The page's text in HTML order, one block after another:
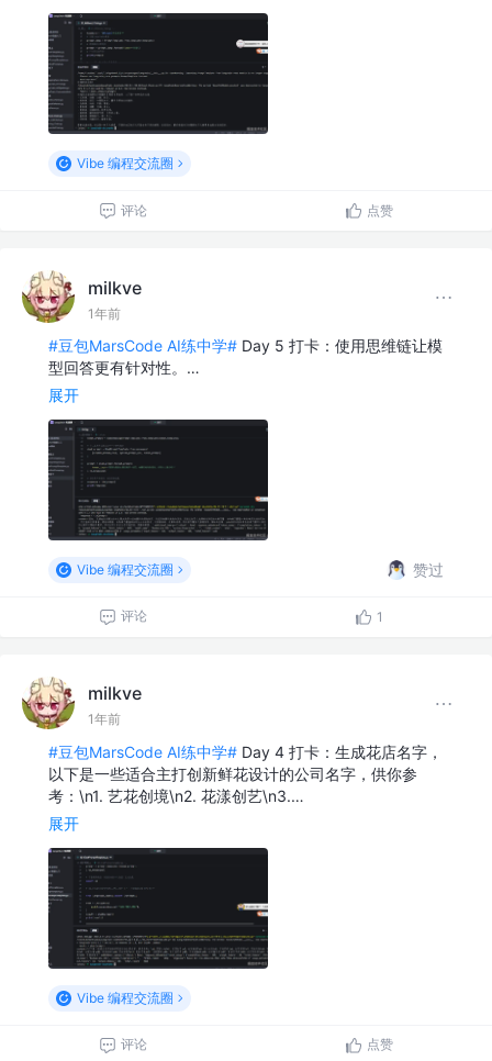
Vibe 编程交流圈
评论 点赞
milkve
1年前
#豆包MarsCode AI练中学# Day 5 打卡：使用思维链让模
型回答更有针对性。…
展开
Vibe 编程交流圈 赞过
评论 1
milkve
1年前
#豆包MarsCode AI练中学# Day 4 打卡：生成花店名字，
以下是一些适合主打创新鲜花设计的公司名字，供你参
考：\n1. 艺花创境\n2. 花漾创艺\n3.…
展开
Vibe 编程交流圈
评论 点赞